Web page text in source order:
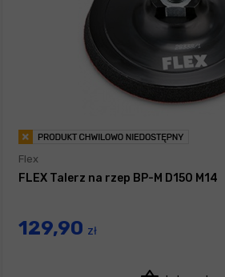
Flex
FLEX Talerz na rzep BP-M D150 M14
129,90 zł